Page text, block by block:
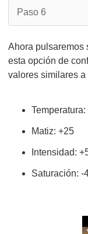
Paso 6
Ahora pulsaremos
esta opción de
valores similares
Temperatura:
Matiz: +25
Intensidad:
Saturación: -